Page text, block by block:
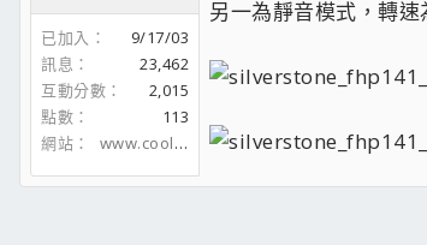
已加入
9/17/03
訊息
23,462
互動分數
2,015
點數
113
網站
www.coolaler.com
另一為靜音模式，轉